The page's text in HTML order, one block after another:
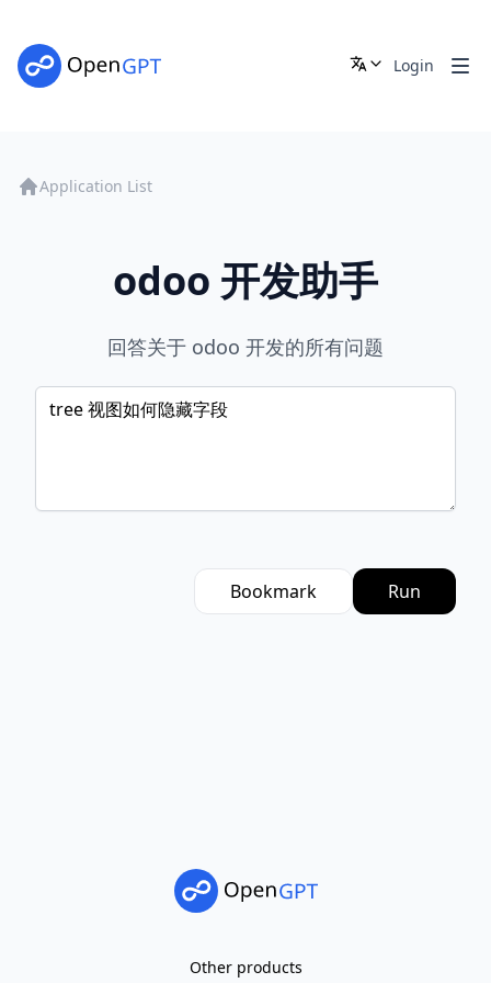
Login
Application List
odoo 开发助手
回答关于 odoo 开发的所有问题
Bookmark Run
Other products